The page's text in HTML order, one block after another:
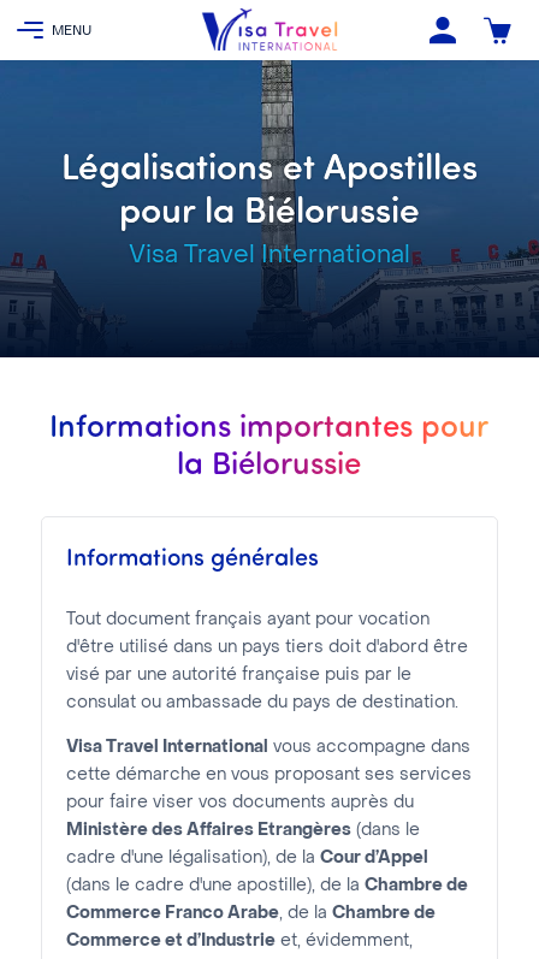
Légalisations et Apostilles
pour la Biélorussie
Visa Travel International
Informations importantes pour
la Biélorussie
Informations générales
Tout document français ayant pour vocation
d'être utilisé dans un pays tiers doit d'abord être
visé par une autorité française puis par le
consulat ou ambassade du pays de destination.
Visa Travel International
vous accompagne dans
cette démarche en vous proposant ses services
pour faire viser vos documents auprès du
Ministère des Affaires Etrangères(dans le
cadre d'une légalisation), de la Cour d’Appel
(dans le cadre d'une apostille), de la Chambre de
Commerce Franco Arabe, de la Chambre de
Commerce et d’Industrieet, évidemment,